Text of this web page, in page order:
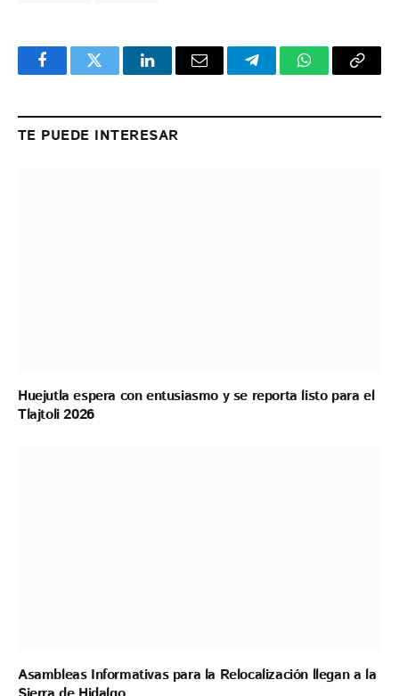
FacebookTwitter LinkedInEmail TelegramWhatsApp
Copy
TE PUEDE INTERESAR
Huejutla espera con entusiasmo y se reporta listo para el
Tlajtoli 2026
Asambleas Informativas para la Relocalización llegan a la